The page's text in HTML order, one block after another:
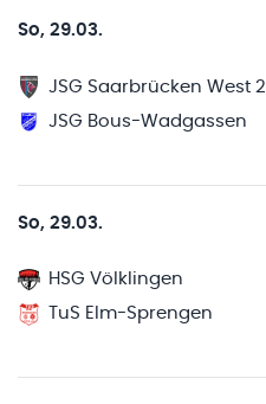
So, 29.03.
JSG Saarbrücken West 2
JSG Bous-Wadgassen
So, 29.03.
HSG Völklingen
TuS Elm-Sprengen